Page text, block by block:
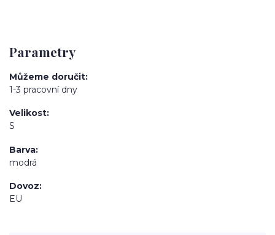
Parametry
Můžeme doručit
1-3 pracovní dny
Velikost
S
Barva
modrá
Dovoz
EU